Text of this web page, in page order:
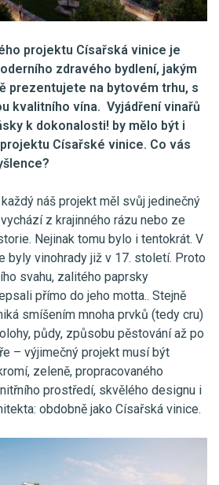
projektu Císařská vinice je
zdravého bydlení, jakým
prezentujete na bytovém trhu, s
kvalitního vína. Vyjádření vinařů
k dokonalosti! by mělo být i
Císařské vinice. Co vás
náš projekt měl svůj jedinečný
z krajinného rázu nebo ze
Nejinak tomu bylo i tentokrát. V
byly vinohrady již v 17. století. Proto
svahu, zalitého paprsky
přímo do jeho motta.. Stejně
smíšením mnoha prvků (tedy cru)
půdy, způsobu pěstování až po
– výjimečný projekt musí být
zeleně, propracovaného
prostředí, skvělého designu i
obdobně jako Císařská vinice.